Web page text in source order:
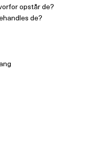
opstår de?
de?